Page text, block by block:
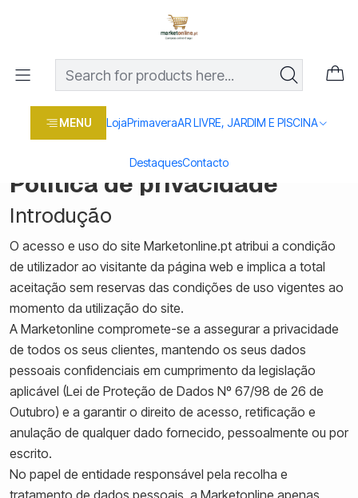
MENU LojaPrimaveraAR LIVRE, JARDIM E PISCINA
DestaquesContacto
Os melhores preços em produtos para casa, jardim e bricolage
Home Política de Privacidade
Política de Privacidade
Política de privacidade
Introdução
O acesso e uso do site Marketonline.pt atribui a condição
de utilizador ao visitante da página web e implica a total
aceitação sem reservas das condições de uso vigentes ao
momento da utilização do site.
A Marketonline compromete-se a assegurar a privacidade
de todos os seus clientes, mantendo os seus dados
pessoais confidenciais em cumprimento da legislação
aplicável (Lei de Proteção de Dados Nº 67/98 de 26 de
Outubro) e a garantir o direito de acesso, retificação e
anulação de qualquer dado fornecido, pessoalmente ou por
escrito.
No papel de entidade responsável pela recolha e
tratamento de dados pessoais, a Marketonline apenas